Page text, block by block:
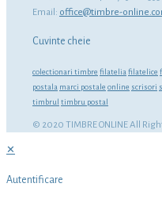
Email: office@timbre-
Cuvinte cheie
colectionari timbre filatelia filatelice
postala marci postale online scrisori
timbrul timbru postal
© 2020 TIMBRE ONLINE All
✕
Autentificare